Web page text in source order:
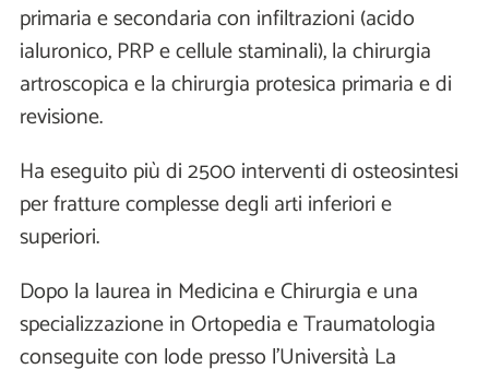
primaria e secondaria con infiltrazioni (acido
ialuronico, PRP e cellule staminali), la chirurgia
artroscopica e la chirurgia protesica primaria e di
revisione.
Ha eseguito più di 2500 interventi di osteosintesi
per fratture complesse degli arti inferiori e
superiori.
Dopo la laurea in Medicina e Chirurgia e una
specializzazione in Ortopedia e Traumatologia
conseguite con lode presso l'Università La